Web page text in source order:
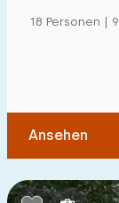
Hilfsmittel
18 Personen |
Ansehen